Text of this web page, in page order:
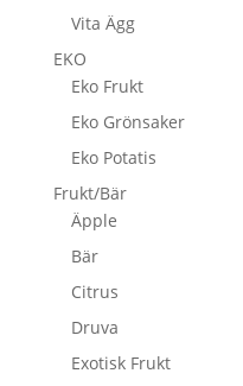
Vita Ägg
EKO
Eko Frukt
Eko Grönsaker
Eko Potatis
Frukt/Bär
Äpple
Bär
Citrus
Druva
Exotisk Frukt